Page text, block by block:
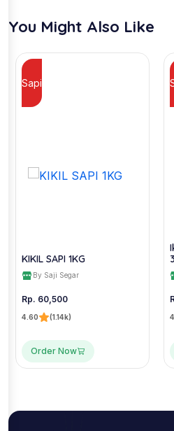
You Might Also Like
Sapi
KIKIL SAPI 1KG
By Saji Segar
Rp. 60,500
4.60 (1.14k)
Order Now